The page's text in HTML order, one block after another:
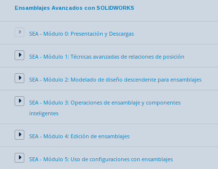
Ensamblajes Avanzados con SOLIDWORKS
SEA - Módulo 0: Presentación y Descargas
SEA - Módulo 1: Técnicas avanzadas de relaciones de posición
SEA - Módulo 2: Modelado de diseño descendente para ensamblajes
SEA - Módulo 3: Operaciones de ensamblaje y componentes
inteligentes
SEA - Módulo 4: Edición de ensamblajes
SEA - Módulo 5: Uso de configuraciones con ensamblajes